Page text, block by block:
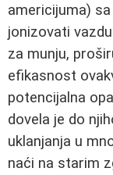
americijuma)
jonizovati
za munju,
efikasnost
potencijalna
dovela je do
uklanjanja u
naći na starim